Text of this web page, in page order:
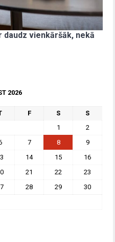
daudz vienkāršāk, nekā
2026
F S
S
1
2
7 8
9
14 15
16
21 22
23
28 29
30